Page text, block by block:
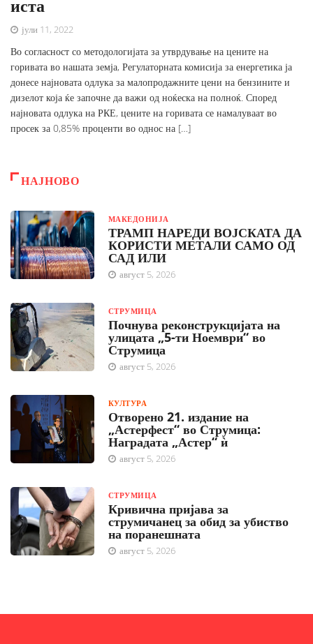
иста
јули 11, 2022
Во согласност со методологијата за утврдување на цените на
горивата во нашата земја, Регулаторната комисија за енергетика ја
донесе најновата одлука за малопродажните цени на бензините и
дизелот која ќе започне да важи од ноќеска на полноќ. Според
најновата одлука на РКЕ, цените на горивата се намалуваат во
просек за 0,85% проценти во однос на […]
НАЈНОВО
МАКЕДОНИЈА
ТРАМП НАРЕДИ ВОЈСКАТА ДА
КОРИСТИ МЕТАЛИ САМО ОД
САД ИЛИ
август 5, 2026
СТРУМИЦА
Почнува реконструкцијата на
улицата „5-ти Ноември“ во
Струмица
август 5, 2026
КУЛТУРА
Отворено 21. издание на
„Астерфест“ во Струмица:
Наградата „Астер“ ѝ
август 5, 2026
СТРУМИЦА
Кривична пријава за
струмичанец за обид за убиство
на поранешната
август 5, 2026